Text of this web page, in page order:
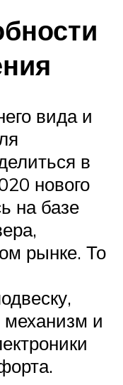
вида и
в
нового
на базе
рынке. То
и